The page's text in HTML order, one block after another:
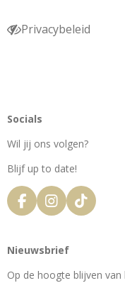
Privacybeleid
Socials
Wil jij ons volgen?
Blijf up to date!
F
a
e
o
I
n
t
g
T
i
k
Nieuwsbrief
Op de hoogte blijven